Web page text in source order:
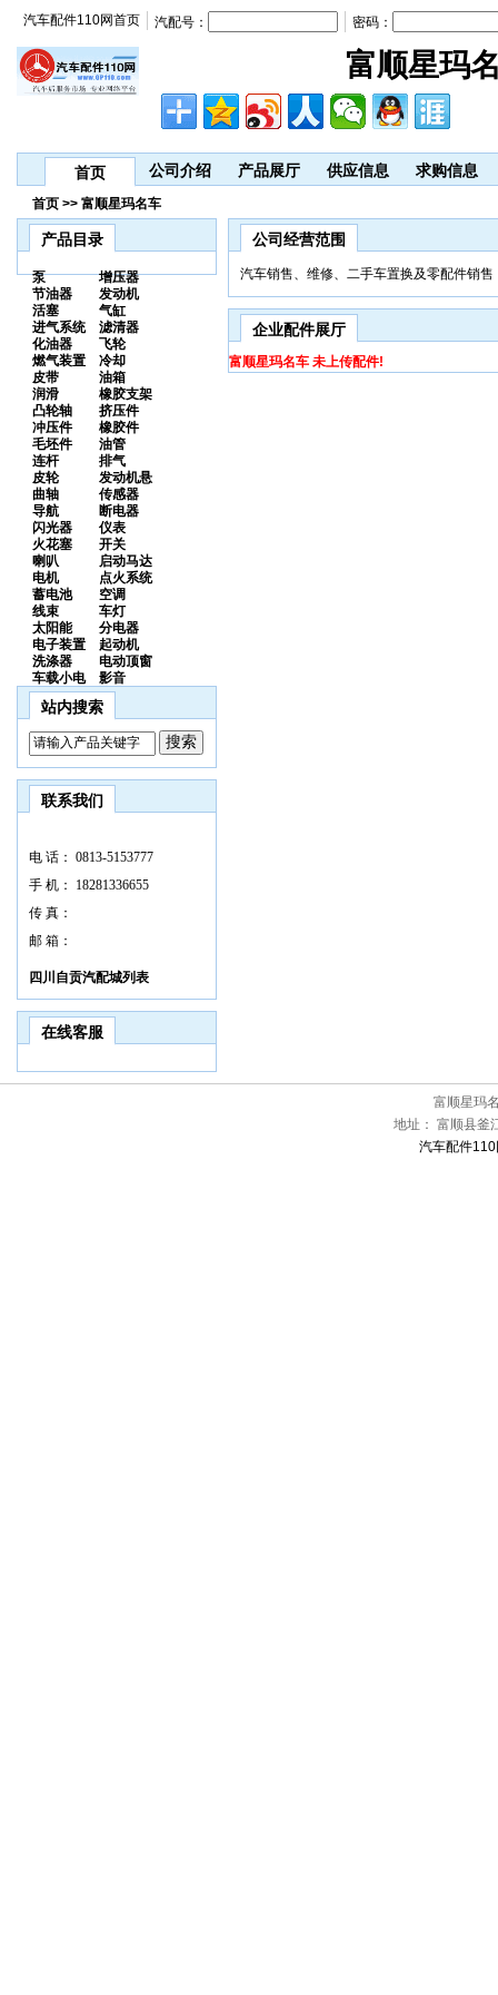
富顺星玛
汽车配件110网首页 汽配号： 密码：
首页 公司介绍 产品展厅 供应信息 求购信息
首页 >> 富顺星玛名车
产品目录
泵
增压器
节油器
发动机
活塞
气缸
进气系统
滤清器
化油器
飞轮
燃气装置
冷却
皮带
油箱
润滑
橡胶支架
凸轮轴
挤压件
冲压件
橡胶件
毛坯件
油管
连杆
排气
皮轮
发动机悬
曲轴
传感器
导航
断电器
闪光器
仪表
火花塞
开关
喇叭
启动马达
电机
点火系统
蓄电池
空调
线束
车灯
太阳能
分电器
电子装置
起动机
洗涤器
电动顶窗
车载小电
影音
站内搜索
联系我们
电 话： 0813-5153777
手 机：
18281336655
传 真：
邮 箱：
四川自贡汽配城列表
在线客服
公司经营范围
汽车销售、维修、二手车置换及零配件销售
企业配件展厅
富顺星玛名车 未上传配件!
富顺星玛
地址： 富顺县釜
汽车配件